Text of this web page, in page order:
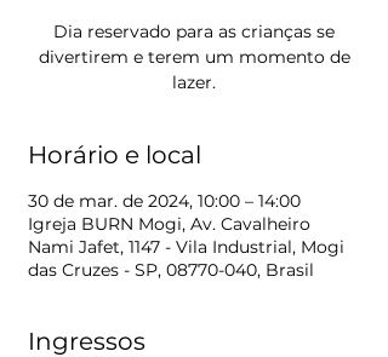
Dia reservado para as crianças se
divertirem e terem um momento de
lazer.
Horário e local
30 de mar. de 2024, 10:00 – 14:00
Igreja BURN Mogi, Av. Cavalheiro
Nami Jafet, 1147 - Vila Industrial, Mogi
das Cruzes - SP, 08770-040, Brasil
Ingressos